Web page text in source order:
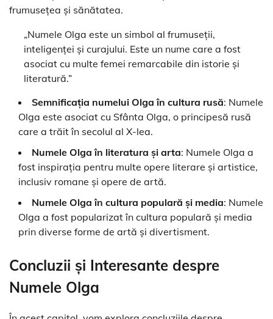
frumusețea și sănătatea.
„Numele Olga este un simbol al frumuseții,
inteligenței și curajului. Este un nume care a fost
asociat cu multe femei remarcabile din istorie și
literatură.”
Semnificația numelui Olga în cultura rusă: Numele
Olga este asociat cu Sfânta Olga, o principesă rusă
care a trăit în secolul al X-lea.
Numele Olga în literatura și arta: Numele Olga a
fost inspirația pentru multe opere literare și artistice,
inclusiv romane și opere de artă.
Numele Olga în cultura populară și media: Numele
Olga a fost popularizat în cultura populară și media
prin diverse forme de artă și divertisment.
Concluzii și Interesante despre
Numele Olga